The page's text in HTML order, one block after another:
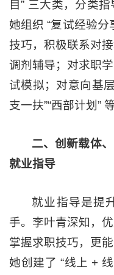
目” 三大类，分类
她组织 “复试经验
技巧，积极联系对
调剂辅导；对求职
试模拟；对意向基
支一扶”“西部计划”
二、创新载体
就业指导
就业指导是提
手。李叶青深知，
掌握求职技巧，更
她创建了 “线上 +